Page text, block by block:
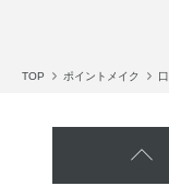
TOP ポイントメイク